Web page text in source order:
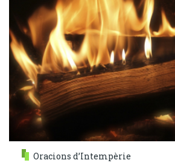
Oracions d’Intempèrie